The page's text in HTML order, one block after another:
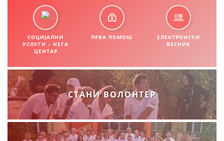
ЗАКОН ЗА ЦКРМ
ОРГАНИЗАЦИЈА И РАЗВОЈ
РАКОВОДЕН ОДБОР
СОЦИЈАЛНИ
УСЛУГИ – НЕГА
ЦЕНТАР
ПРВА ПОМОШ
ЕЛЕКТРОНСКИ
ВЕСНИК
СТАНИ ВОЛОНТЕР